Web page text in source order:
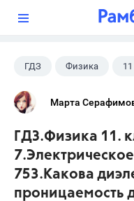
ГДЗ Физика
Марта
ГДЗ.Физика 11.
753.Какова
проницаемость